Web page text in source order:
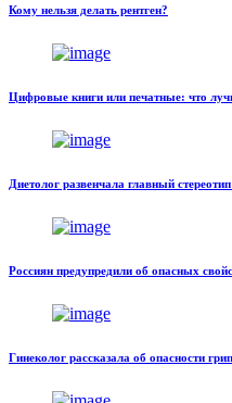
Кому нельзя делать рентген?
Цифровые книги или печатные: что
Диетолог развенчала главный
Россиян предупредили об опасных
Гинеколог рассказала об опасности